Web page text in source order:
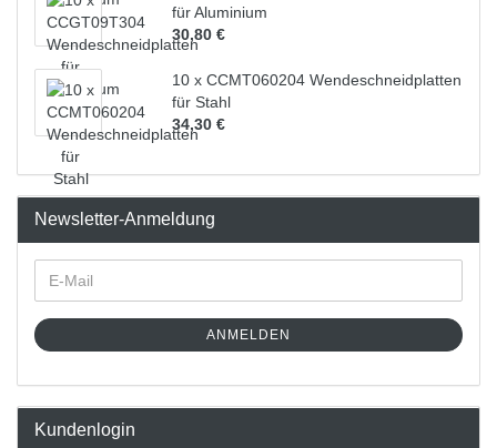
für Aluminium
30,80 €
10 x CCMT060204 Wendeschneidplatten
für Stahl
34,30 €
Newsletter-Anmeldung
ANMELDEN
Kundenlogin